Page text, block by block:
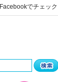
Facebookでチェック